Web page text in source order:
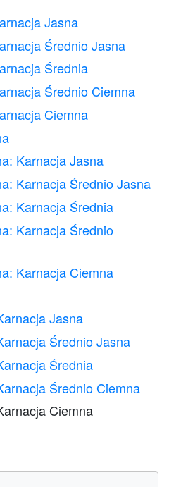
Jasna
Średnio Jasna
Średnia
Średnio Ciemna
Ciemna
Karnacja Jasna
Karnacja Średnio Jasna
Karnacja Średnia
Karnacja Średnio
Karnacja Ciemna
Jasna
Średnio Jasna
Średnia
Średnio Ciemna
Ciemna